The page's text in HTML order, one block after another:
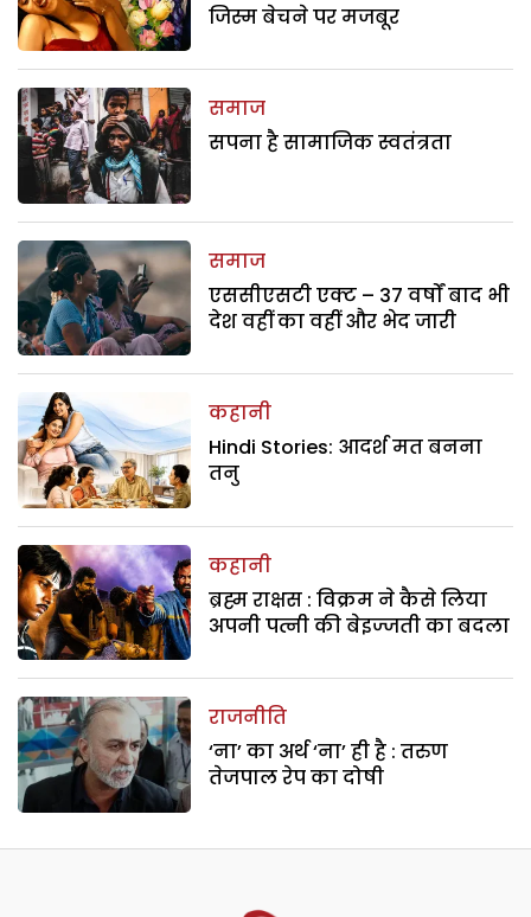
जिस्म बेचने पर मजबूर
समाज
सपना है सामाजिक स्वतंत्रता
समाज
एससीएसटी एक्ट – 37 वर्षों बाद भी
देश वहीं का वहीं और भेद जारी
कहानी
Hindi Stories: आदर्श मत बनना
तनु
कहानी
ब्रह्म राक्षस : विक्रम ने कैसे लिया
अपनी पत्नी की बेइज्जती का बदला
राजनीति
‘ना’ का अर्थ ‘ना’ ही है : तरुण
तेजपाल रेप का दोषी